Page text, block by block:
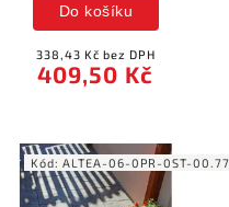
338,43 Kč bez DPH
409,50 Kč
Do košíku
Kód:ALTEA-06-0PR-0ST-00.77